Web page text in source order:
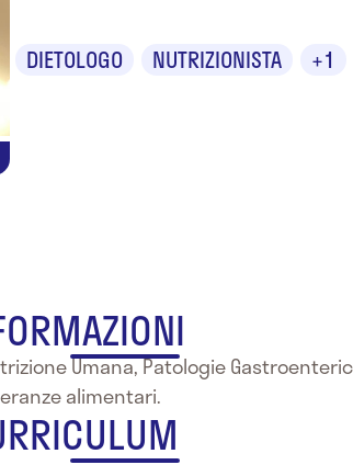
DIETOLOGO NUTRIZIONISTA +1
Umana, Patologie
alimentari.